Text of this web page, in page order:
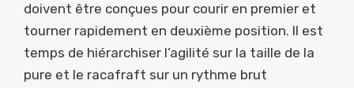
doivent être conçues pour courir en premier et
tourner rapidement en deuxième position. Il est
temps de hiérarchiser l’agilité sur la taille de la
pure et le racafraft sur un rythme brut